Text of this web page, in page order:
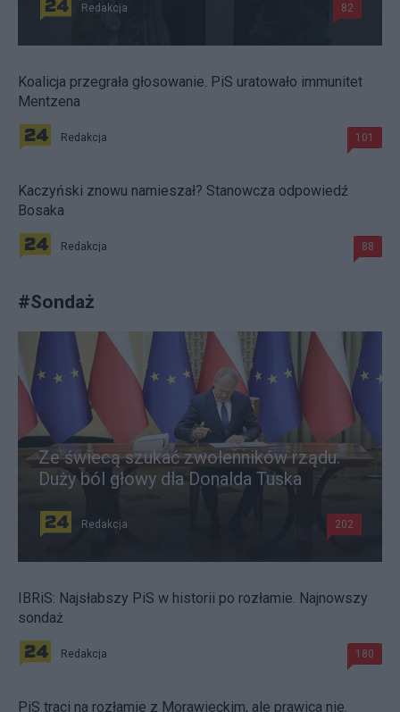
Redakcja 82
Koalicja przegrała głosowanie. PiS uratowało immunitet
Mentzena
Redakcja 101
Kaczyński znowu namieszał? Stanowcza odpowiedź
Bosaka
Redakcja 88
#Sondaż
Ze świecą szukać zwolenników rządu.
Duży ból głowy dla Donalda Tuska
Redakcja 202
IBRiS: Najsłabszy PiS w historii po rozłamie. Najnowszy
sondaż
Redakcja 180
PiS traci na rozłamie z Morawieckim, ale prawica nie.